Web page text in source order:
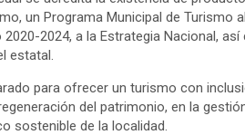
un Programa Municipal de Turismo
2024, a la Estrategia Nacional,
estatal.
para ofrecer un turismo con
del patrimonio, en la
sostenible de la localidad.